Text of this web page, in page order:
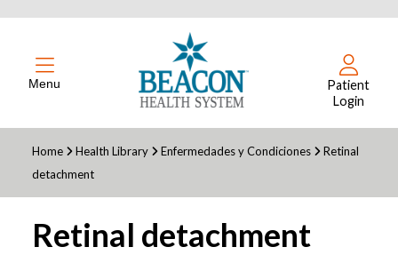
Menu
Patient
Login
Home Health Library Enfermedades y Condiciones
Retinal
detachment
Retinal detachment